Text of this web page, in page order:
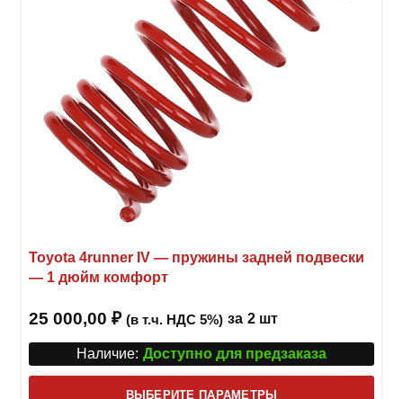
Toyota 4runner IV — пружины задней подвески
— 1 дюйм комфорт
25 000,00 ₽ (в т.ч. НДС 5%) за 2 шт
Наличие: Доступно для предзаказа
ВЫБЕРИТЕ ПАРАМЕТРЫ